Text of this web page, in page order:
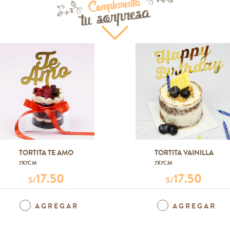
tu sorpresa
TORTITA TE AMO
7X7CM
S/17.50
AGREGAR
TORTITA VAINILLA
7X7CM
S/17.50
AGREGAR